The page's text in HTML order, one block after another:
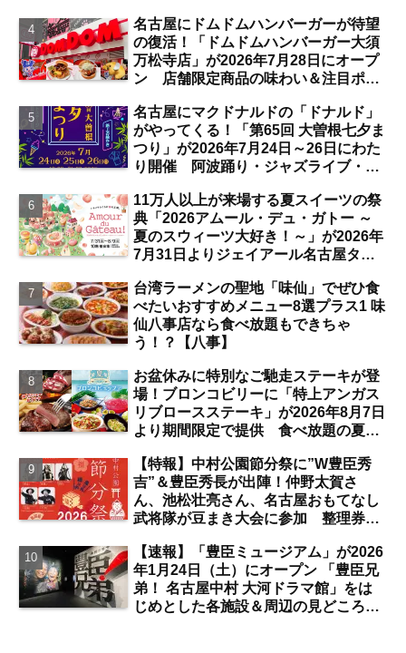
名古屋にドムドムハンバーガーが待望
の復活！「ドムドムハンバーガー大須
万松寺店」が2026年7月28日にオープ
ン 店舗限定商品の味わい＆注目ポイ
津／独自取材】
名古屋にマクドナルドの「ドナルド」
がやってくる！「第65回 大曽根七夕ま
つり」が2026年7月24日～26日にわた
り開催 阿波踊り・ジャズライブ・道
夏祭りの見どころは？【まとめ／大曽
根】
11万人以上が来場する夏スイーツの祭
典「2026アムール・デュ・ガトー ～
夏のスウィーツ大好き！～」が2026年
7月31日よりジェイアール名古屋タカ
【名古屋駅】
台湾ラーメンの聖地「味仙」でぜひ食
べたいおすすめメニュー8選プラス1 味
仙八事店なら食べ放題もできちゃ
う！？【八事】
お盆休みに特別なご馳走ステーキが登
場！ブロンコビリーに「特上アンガス
リブロースステーキ」が2026年8月7日
より期間限定で提供 食べ放題の夏ブ
発】
【特報】中村公園節分祭に”W豊臣秀
吉”＆豊臣秀長が出陣！仲野太賀さ
ん、池松壮亮さん、名古屋おもてなし
武将隊が豆まき大会に参加 整理券を
【速報】「豊臣ミュージアム」が2026
年1月24日（土）にオープン 「豊臣兄
弟！ 名古屋中村 大河ドラマ館」をは
じめとした各施設＆周辺の見どころ